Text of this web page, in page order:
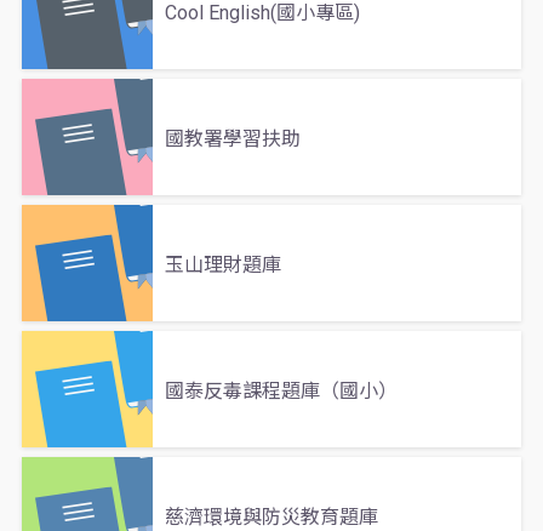
Cool English(國小專區)
國教署學習扶助
玉山理財題庫
國泰反毒課程題庫（國小）
慈濟環境與防災教育題庫